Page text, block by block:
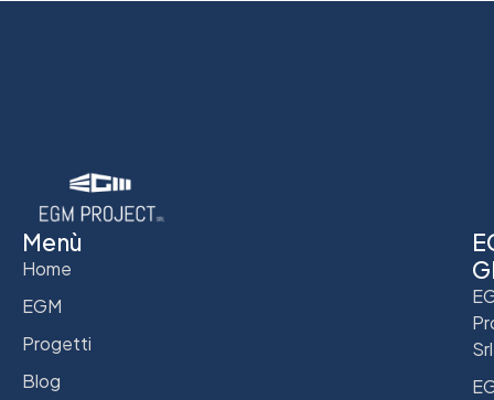
Menù
Home
EGM
Progetti
Blog
Srl